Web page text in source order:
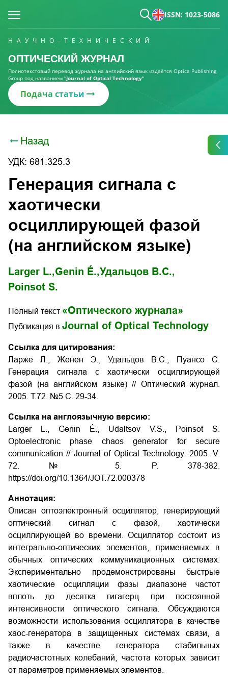
ISSN: 1023-5086
НАУЧНО-ТЕХНИЧЕСКИЙ
ОПТИЧЕСКИЙ ЖУРНАЛ
Полнотекстовый перевод журнала на английский язык издаётся Optica Publishing
Group под названием “Journal of Optical Technology“
Подача статьи
Назад
УДК: 681.325.3
Генерация сигнала с
хаотически
осциллирующей фазой
(на английском языке)
Larger L.,Genin É.,Удальцов В.С.,
Poinsot S.
Полный текст «Оптического журнала»
Публикация в Journal of Optical Technology
Ссылка для цитирования:
Ларже Л., Женен Э., Удальцов В.С., Пуансо С.
Генерация сигнала с хаотически осциллирующей
фазой (на английском языке) // Оптический журнал.
2005. Т.72. №5 С. 29-34.
Ссылка на англоязычную версию:
Larger L., Genin É., Udaltsov V.S., Poinsot S.
Optoelectronic phase chaos generator for secure
communication // Journal of Optical Technology. 2005. V.
72. № 5. P. 378-382.
https://doi.org/10.1364/JOT.72.000378
Аннотация:
Описан оптоэлектронный осциллятор, генерирующий
оптический сигнал с фазой, хаотически
осциллирующей во времени. Осциллятор состоит из
интегрально-оптических элементов, применяемых в
обычных оптических коммуникационных системах.
Экспериментально продемонстрированы быстрые
хаотические осцилляции фазы диапазоне частот
вплоть до десятка гигагерц при постоянной
интенсивности оптического сигнала. Обсуждаются
возможности использования осциллятора в качестве
хаос-генератора в защищенных системах связи, а
также в качестве генератора стабильных
радиочастотных колебаний, частота которых зависит
от параметров применяемых элементов.